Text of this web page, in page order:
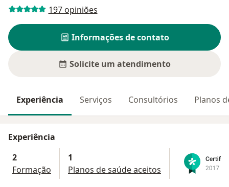
197 opiniões
Informações de contato
Solicite um atendimento
Experiência Serviços Consultórios Planos
Experiência
2
Formação
1
Planos de saúde aceitos